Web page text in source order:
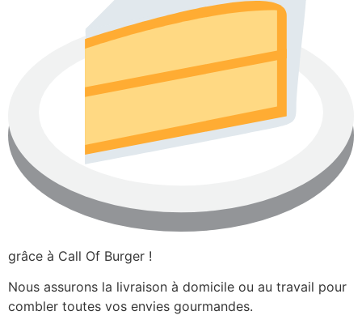
grâce à Call Of Burger !
Nous assurons la livraison à domicile ou au travail pour
combler toutes vos envies gourmandes.